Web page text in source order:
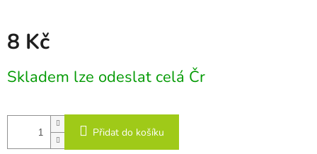
8 Kč
cena:
Skladem lze odeslat celá Čr
Přidat do košíku